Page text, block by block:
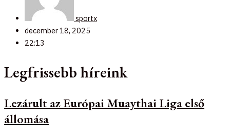
sportx
december 18, 2025
22:13
Legfrissebb híreink
Lezárult az Európai Muaythai Liga első
állomása